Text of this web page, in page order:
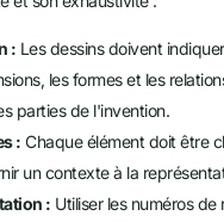
: Les dessins doivent
les formes et les
parties de l'invention.
: Chaque élément doit être
un contexte à la
: Utiliser les numéros